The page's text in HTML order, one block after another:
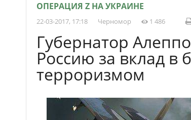
ОПЕРАЦИЯ Z НА УКРАИНЕ
22-03-2017, 17:18 Черномор 1 486
Губернатор
Россию за вклад в
терроризмом